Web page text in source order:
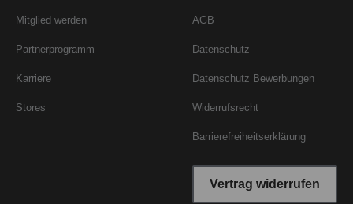
Mitglied werden
Partnerprogramm
Karriere
Stores
AGB
Datenschutz
Datenschutz Bewerbungen
Widerrufsrecht
Barrierefreiheitserklärung
Vertrag widerrufen